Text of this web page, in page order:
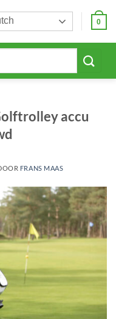
0
accu
FRANS MAAS